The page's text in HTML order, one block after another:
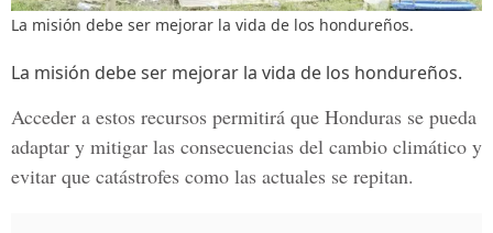
La misión debe ser mejorar la vida de los hondureños.
La misión debe ser mejorar la vida de los hondureños.
Acceder a estos recursos permitirá que Honduras se pueda
adaptar y mitigar las consecuencias del cambio climático y
evitar que catástrofes como las actuales se repitan.